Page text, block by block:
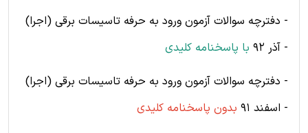
- دفترچه سوالات آزمون ورود به حرفه تاسیسات برقی (اجرا)
- آذر 92
با پاسخنامه کلیدی
- دفترچه سوالات آزمون ورود به حرفه تاسیسات برقی (اجرا)
- اسفند 91
بدون پاسخنامه کلیدی